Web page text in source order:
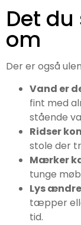
Det
om
Der er også
Vand er
fint med
stående
Ridser
stole der
Mærker
tunge
Lys
tæpper
tid.